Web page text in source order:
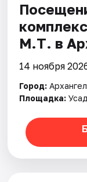
М.Т. в
14 ноября
Город:
Площадка: